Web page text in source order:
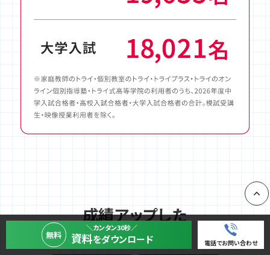
成績アップした
先輩たちの声
無料
＼カンタン30秒／
資料をダウンロード 電話でお問い合わせ